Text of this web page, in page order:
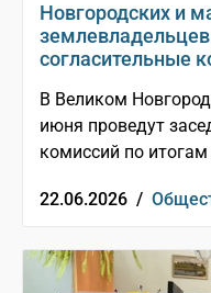
Новгородских и
согласительные
В Великом
июня проведут
комиссий по
22.06.2026 /